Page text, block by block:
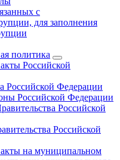
с
для заполнения
политика
Российской
Российской Федерации
Российской Федерации
Российской
Российской
на муниципальном